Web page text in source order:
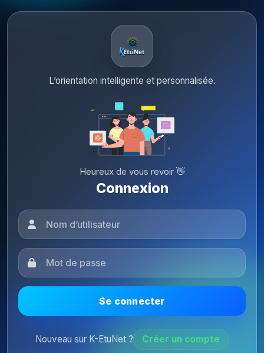
L’orientation intelligente et personnalisée.
Heureux de vous revoir 👋
Connexion
Se connecter
Nouveau sur K-EtuNet ? Créer un compte